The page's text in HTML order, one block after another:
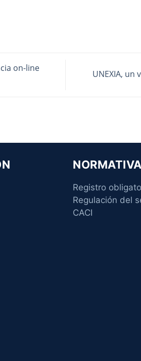
on-line
UNEXIA,
NORMATIVA
Registro
Regulación del
CACI